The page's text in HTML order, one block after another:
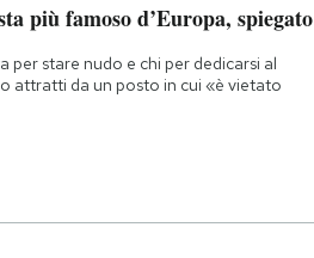
più famoso d’Europa, spiegato
per stare nudo e chi per dedicarsi al
attratti da un posto in cui «è vietato